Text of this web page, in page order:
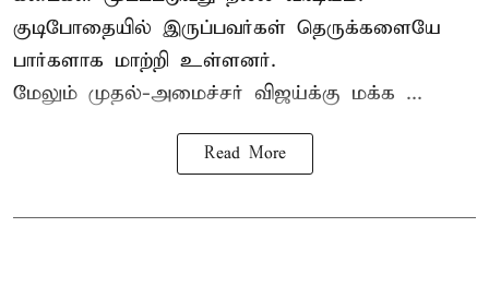
குடிபோதையில் இருப்பவர்கள் தெருக்களையே
பார்களாக மாற்றி உள்ளனர்.
மேலும் முதல்-அமைச்சர் விஜய்க்கு மக்க ...
Read More